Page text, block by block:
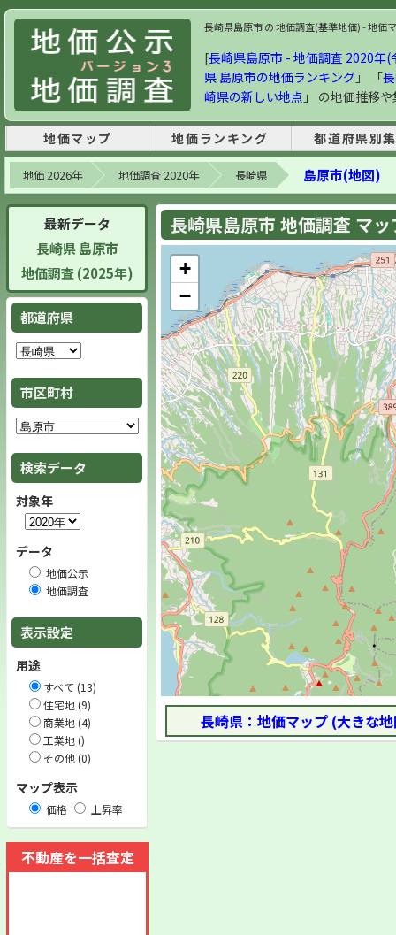
長崎県島原市 の 地価調査(基準地価) - 地価
[長崎県島原市 - 地価調査 2020年(
県 島原市の地価ランキング 」 「
崎県の新しい地点 」 の地価推移
地価マップ 地価ランキング 都道府県別
地価 2026年 地価調査 2020年 長崎県 島原市(地図)
最新データ
長崎県 島原市
地価調査 (2025年)
都道府県
市区町村
検索データ
対象年
データ
地価公示
地価調査
表示設定
用途
すべて (13)
住宅地 (9)
商業地 (4)
工業地 ()
その他 (0)
マップ表示
価格 上昇率
不動産を一括査定
長崎県島原市 地価調査 マ
+
−
長崎県：地価マップ (大きな